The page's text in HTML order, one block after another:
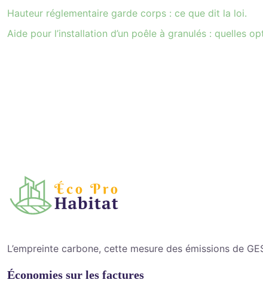
Hauteur réglementaire garde corps : ce que dit la loi.
Aide pour l’installation d’un poêle à granulés : quelles
L’empreinte carbone, cette mesure des émissions de
Économies sur les factures